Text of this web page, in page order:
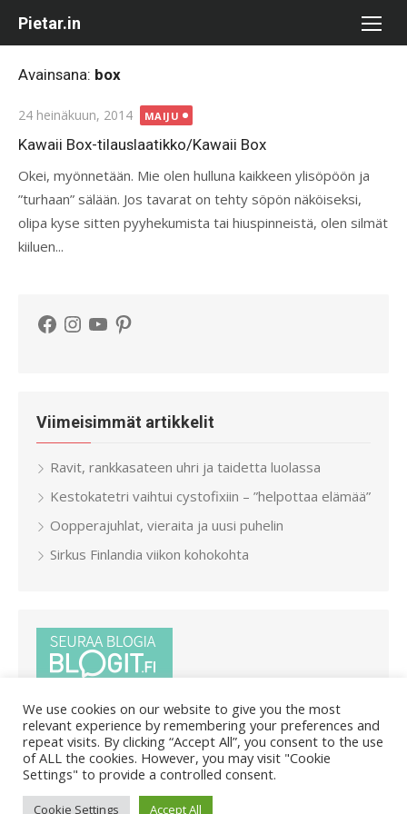
Pietar.in
Avainsana: box
Posted
on
24 heinäkuun, 2014 MAIJU
Kawaii Box-tilauslaatikko/Kawaii Box
Okei, myönnetään. Mie olen hulluna kaikkeen ylisöpöön ja
”turhaan” sälään. Jos tavarat on tehty söpön näköiseksi,
olipa kyse sitten pyyhekumista tai hiuspinneistä, olen silmät
kiiluen...
Facebook
Instagram
YouTubePinterest
Viimeisimmät artikkelit
Ravit, rankkasateen uhri ja taidetta luolassa
Kestokatetri vaihtui cystofixiin – ”helpottaa elämää”
Oopperajuhlat, vieraita ja uusi puhelin
Sirkus Finlandia viikon kohokohta
© 2026 Pietar.in/ Powered by WordPress
We use cookies on our website to give you the most
relevant experience by remembering your preferences and
repeat visits. By clicking “Accept All”, you consent to the use
of ALL the cookies. However, you may visit "Cookie
Settings" to provide a controlled consent.
Cookie Settings Accept All